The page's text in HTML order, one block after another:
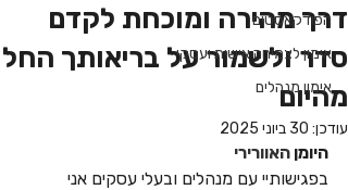
הפודקאסטים
אימון לצמיחה אישית ועסקי
אימון מנהלים
דרך מהירה ומוכחת לקדם
סדר ולשמור על בריאותך החל
מהיום
עודכן: 30 ביוני 2025
היומן האוורירי
בפגישותיי עם מנהלים ובעלי עסקים אני